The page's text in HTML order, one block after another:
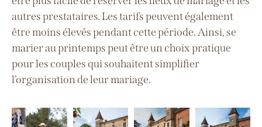
autres prestataires. Les tarifs peuvent également
être moins élevés pendant cette période. Ainsi, se
marier au printemps peut être un choix pratique
pour les couples qui souhaitent simplifier
l’organisation de leur mariage.